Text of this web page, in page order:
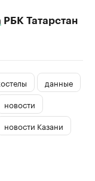
РБК Татарстан
данные
новости
новости Казани